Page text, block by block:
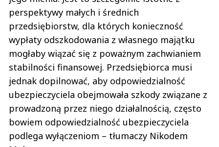
perspektywy małych i średnich
przedsiębiorstw, dla których konieczność
wypłaty odszkodowania z własnego majątku
mogłaby wiązać się z poważnym zachwianiem
stabilności finansowej. Przedsiębiorca musi
jednak dopilnować, aby odpowiedzialność
ubezpieczyciela obejmowała szkody związane z
prowadzoną przez niego działalnością, często
bowiem odpowiedzialność ubezpieczyciela
podlega wyłączeniom – tłumaczy Nikodem